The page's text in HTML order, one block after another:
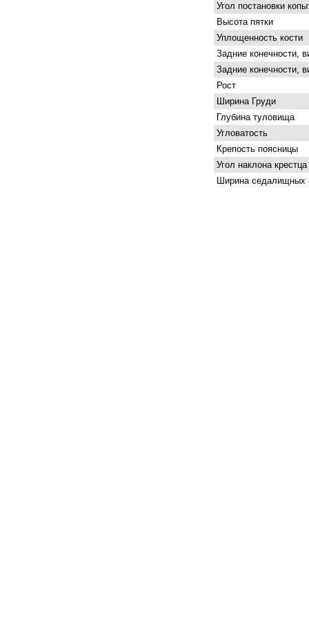
Угол постановки
Высота пятки
Уплощенность кости
Задние конечности,
Задние конечности,
Рост
Ширина Груди
Глубина туловища
Угловатость
Крепость поясницы
Угол наклона крестца
Ширина седалищных